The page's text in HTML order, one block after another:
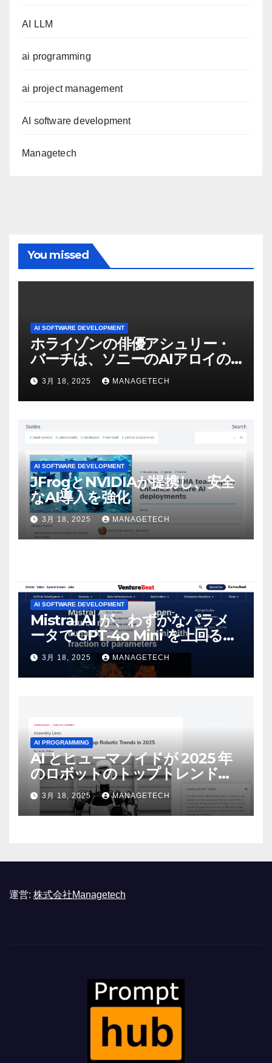
AI LLM
ai programming
ai project management
AI software development
Managetech
You missed
AI SOFTWARE DEVELOPMENT
ホライゾンの俳優アシュリー・
バーチは、ソニーのAIアロイの
ビデオを見て「ゲームパフォー
マンスという芸術形式に不安を
感じた」と語る – IGN
3月 18, 2025 MANAGETECH
AI SOFTWARE DEVELOPMENT
JFrogとNVIDIAが提携し、安全
なAI導入を強化
3月 18, 2025 MANAGETECH
AI SOFTWARE DEVELOPMENT
Mistral AI が、わずかなパラメ
ータで GPT-4o Mini を上回る新
しいオープンソース モデルをリ
リース | VentureBeat
3月 18, 2025 MANAGETECH
AI PROGRAMMING
AI とヒューマノイドが 2025 年
のロボットのトップトレンドに |
ASSEMBLY
3月 18, 2025 MANAGETECH
運営: 株式会社Managetech